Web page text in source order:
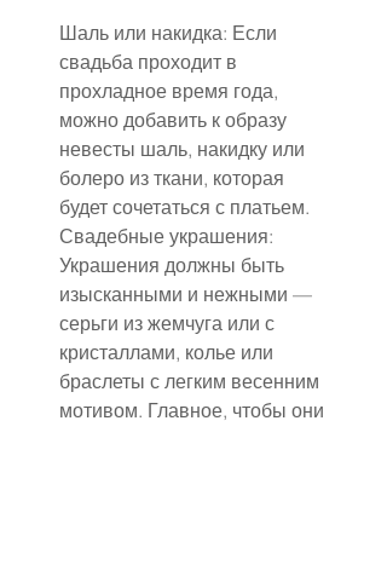
Шаль или накидка: Если
свадьба проходит в
прохладное время года,
можно добавить к образу
невесты шаль, накидку или
болеро из ткани, которая
будет сочетаться с платьем.
Свадебные украшения:
Украшения должны быть
изысканными и нежными —
серьги из жемчуга или с
кристаллами, колье или
браслеты с легким весенним
мотивом. Главное, чтобы они